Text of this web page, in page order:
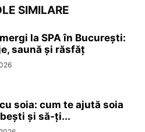
SIMILARE
la SPA în București:
saună și răsfăț
soia: cum te ajută soia
și să-ți...